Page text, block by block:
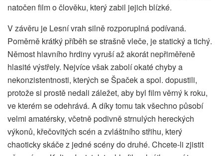
natočen film o člověku, který zabil jejich blízké.
V závěru je Lesní vrah silně rozporuplná podívaná.
Poměrně krátký příběh se strašně vleče, je statický a tichý.
Němost hlavního hrdiny vyruší až akorát nepřiměřeně
hlasité výstřely. Nejvíce však zabolí okaté chyby a
nekonzistentnosti, kterých se Špaček a spol. dopustili,
protože si prostě nedali záležet, aby byl film věrný k roku,
ve kterém se odehrává. A díky tomu tak všechno působí
velmi amatérsky, včetně podivně strnulých hereckých
výkonů, křečovitých scén a zvláštního střihu, který
chaoticky skáče z jedné scény do druhé. Chcete-li zjistit